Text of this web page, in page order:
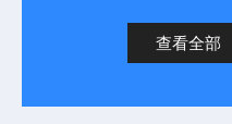
查看全部